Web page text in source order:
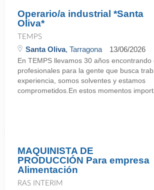
Operario/a industrial *Santa
Oliva*
TEMPS
Santa Oliva, Tarragona 13/06/2026
En TEMPS llevamos 30 años
profesionales para la gente que busca
experiencia, somos solventes y estamos
comprometidos.En estos momentos
MAQUINISTA DE
PRODUCCIÓN Para empresa
Alimentación
RAS INTERIM